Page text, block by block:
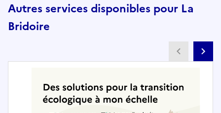
Autres services disponibles pour La
Bridoire